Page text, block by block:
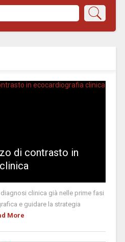
di contrasto in
clinica già nelle prime fasi
e guidare la strategia
More